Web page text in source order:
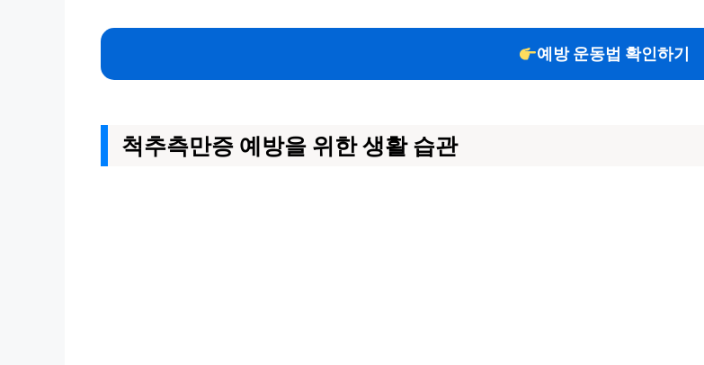
예방 운동법 확인하기
척추측만증 예방을 위한 생활 습관